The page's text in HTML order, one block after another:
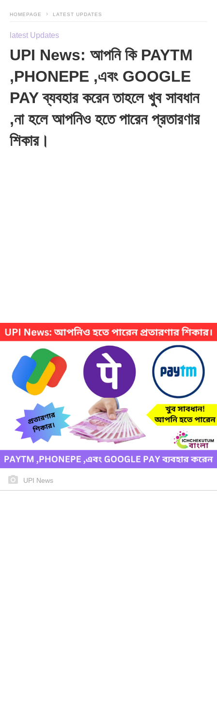
HOMEPAGE LATEST UPDATES
latest Updates
UPI News: আপনি কি PAYTM
,PHONEPE ,এবং GOOGLE
PAY ব্যবহার করেন তাহলে খুব সাবধান
,না হলে আপনিও হতে পারেন প্রতারণার
শিকার।
UPI News